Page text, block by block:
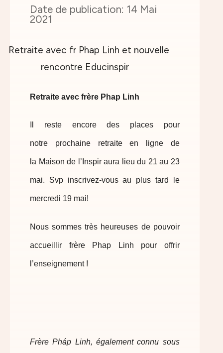
14 Mai
2021
Retraite avec frère Phap Linh
Il reste encore des places pour
notre prochaine retraite en ligne de
la Maison de l’Inspir aura lieu du 21 au 23
mai. Svp inscrivez-vous au plus tard le
mercredi 19 mai!
Nous sommes très heureuses de pouvoir
accueillir frère Phap Linh pour offrir
l’enseignement !
Frère Pháp Linh, également connu sous